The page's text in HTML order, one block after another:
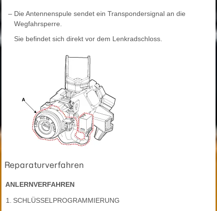
– Die Antennenspule sendet ein Transpondersignal an die
Wegfahrsperre.
Sie befindet sich direkt vor dem Lenkradschloss.
Reparaturverfahren
ANLERNVERFAHREN
1.
SCHLÜSSELPROGRAMMIERUNG